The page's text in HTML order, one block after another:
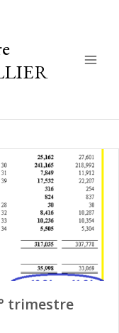
trimestre